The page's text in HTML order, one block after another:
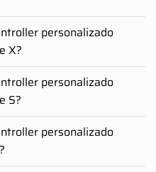
personalizado
X?
personalizado
S?
personalizado